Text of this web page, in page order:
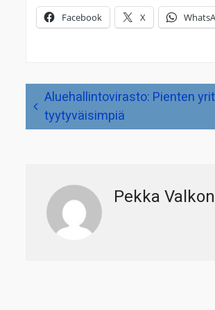
Facebook X
Artikkelien
selausAluehallintovirasto: Pienten
tyytyväisimpiä
Pekka